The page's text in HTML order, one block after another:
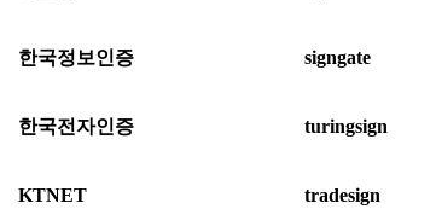
한국정보인증 signgate
한국전자인증 turingsign
KTNET tradesign